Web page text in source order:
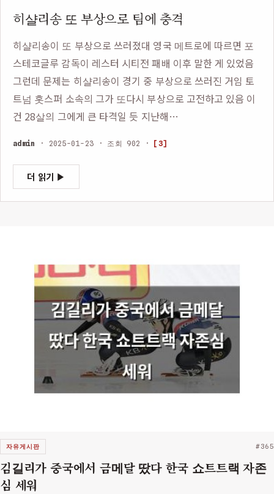
히샬리송 또 부상으로 팀에 충격
히샬리송이 또 부상으로 쓰러졌대 영국 메트로에 따르면 포
스테코글루 감독이 레스터 시티전 패배 이후 말한 게 있었음
그런데 문제는 히샬리송이 경기 중 부상으로 쓰러진 거임 토
트넘 홋스퍼 소속의 그가 또다시 부상으로 고전하고 있음 이
건 28살의 그에게 큰 타격일 듯 지난해…
admin · 2025-01-23 · 조회 902 · [3]
더 읽기 ▶
자유게시판 #365
김길리가 중국에서 금메달 땄다 한국 쇼트트랙 자존
심 세워